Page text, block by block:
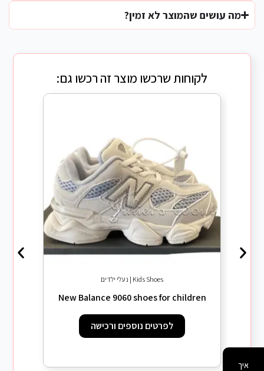
מה עושים שהמוצר לא זמין?
לקוחות שרכשו מוצר זה רכשו גם:
Kids Shoes | נעלי ילדים
New Balance 9060 shoes for children
לפרטים נוספים ורכישה
איך